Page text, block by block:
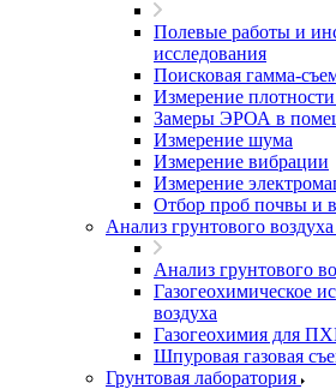
Полевые работы и
исследования
Поисковая гамма-
Измерение
Замеры ЭРОА в
Измерение шума
Измерение вибрации
Измерение
Отбор проб почвы и
Анализ грунтового воздуха
Анализ грунтового
Газогеохимическое
воздуха
Газогеохимия для
Шпуровая газовая
Грунтовая лаборатория